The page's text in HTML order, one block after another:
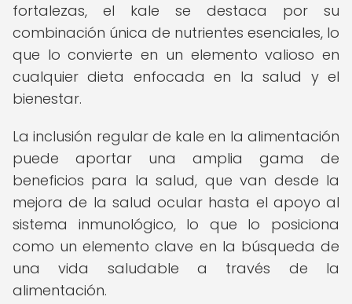
fortalezas, el kale se destaca por su
combinación única de nutrientes esenciales, lo
que lo convierte en un elemento valioso en
cualquier dieta enfocada en la salud y el
bienestar.
La inclusión regular de kale en la alimentación
puede aportar una amplia gama de
beneficios para la salud, que van desde la
mejora de la salud ocular hasta el apoyo al
sistema inmunológico, lo que lo posiciona
como un elemento clave en la búsqueda de
una vida saludable a través de la
alimentación.